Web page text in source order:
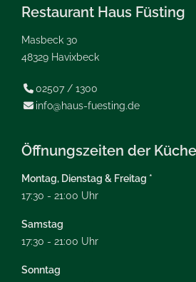
Restaurant Haus Füsting
Masbeck 30
48329 Havixbeck
 02507 / 1300
 info@haus-fuesting.de
Öffnungszeiten der Küche
Montag, Dienstag & Freitag *
17:30 - 21:00 Uhr
Samstag
17:30 - 21:00 Uhr
Sonntag